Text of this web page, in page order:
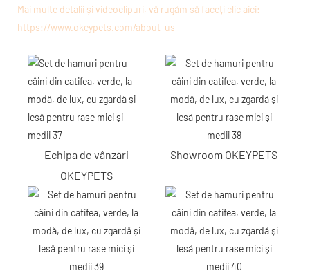
Mai multe detalii și videoclipuri, vă rugăm să faceți clic aici:
https://www.okeypets.com/about-us
Echipa de vânzări
OKEYPETS
Showroom OKEYPETS